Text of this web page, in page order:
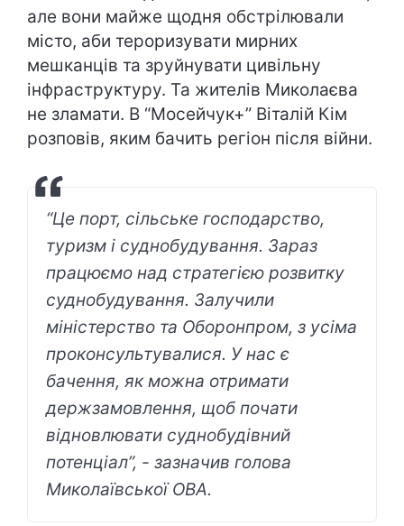
але вони майже щодня обстрілювали
місто, аби тероризувати мирних
мешканців та зруйнувати цивільну
інфраструктуру. Та жителів Миколаєва
не зламати. В “Мосейчук+” Віталій Кім
розповів, яким бачить регіон після війни.
“Це порт, сільське господарство,
туризм і суднобудування. Зараз
працюємо над стратегією розвитку
суднобудування. Залучили
міністерство та Оборонпром, з усіма
проконсультувалися. У нас є
бачення, як можна отримати
держзамовлення, щоб почати
відновлювати суднобудівний
потенціал”, - зазначив голова
Миколаївської ОВА.